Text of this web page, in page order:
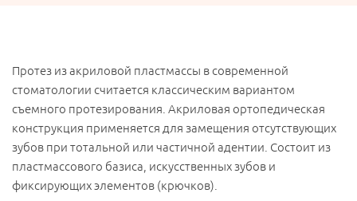
Протез из акриловой пластмассы в современной
стоматологии считается классическим вариантом
съемного протезирования. Акриловая ортопедическая
конструкция применяется для замещения отсутствующих
зубов при тотальной или частичной адентии. Состоит из
пластмассового базиса, искусственных зубов и
фиксирующих элементов (крючков).